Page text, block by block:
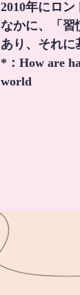
2010年にロ
なかに、「習
あり、それに
*：How are
world